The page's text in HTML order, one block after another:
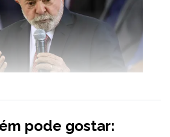
pode gostar: